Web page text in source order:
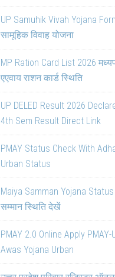
UP Samuhik Vivah Yojana
सामूहिक विवाह योजना
MP Ration Card List 2026
एएवाय राशन कार्ड स्थिति
UP DELED Result 2026
4th Sem Result Direct Link
PMAY Status Check With
Urban Status
Maiya Samman Yojana
सम्मान स्थिति देखें
PMAY 2.0 Online Apply
Awas Yojana Urban